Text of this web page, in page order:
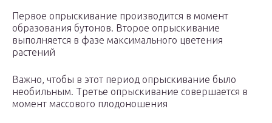
Первое опрыскивание производится в момент
образования бутонов. Второе опрыскивание
выполняется в фазе максимального цветения
растений
Важно, чтобы в этот период опрыскивание было
необильным. Третье опрыскивание совершается в
момент массового плодоношения